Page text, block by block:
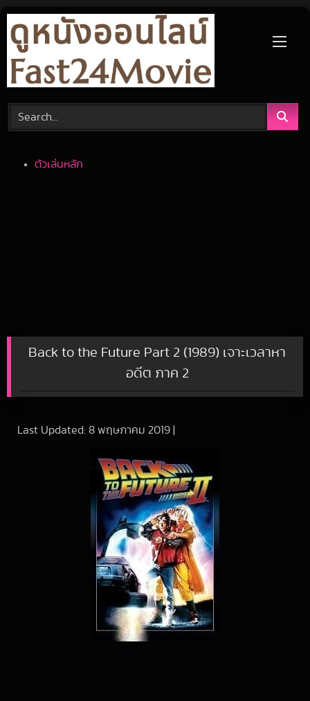
Skip
content
ตัวเล่นหลัก
Back to the Future Part 2 (1989) เจาะเวลาหา
อดีต ภาค 2
Last Updated: 8 พฤษภาคม 2019